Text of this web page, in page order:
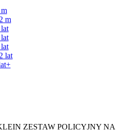
m
lat
ZESTAW POLICYJNY NA